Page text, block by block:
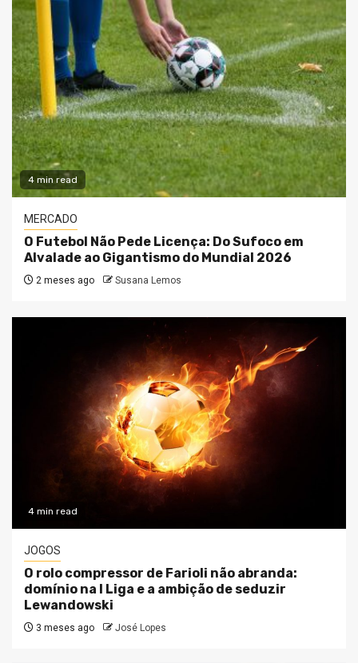
4 min read
MERCADO
O Futebol Não Pede Licença: Do Sufoco em
Alvalade ao Gigantismo do Mundial 2026
2 meses ago Susana Lemos
4 min read
JOGOS
O rolo compressor de Farioli não abranda:
domínio na I Liga e a ambição de seduzir
Lewandowski
3 meses ago José Lopes